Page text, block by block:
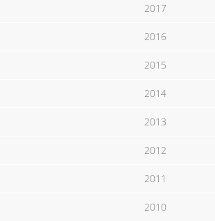
2017
2016
2015
2014
2013
2012
2011
2010